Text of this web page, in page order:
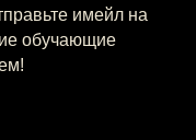
имейл на
обучающие